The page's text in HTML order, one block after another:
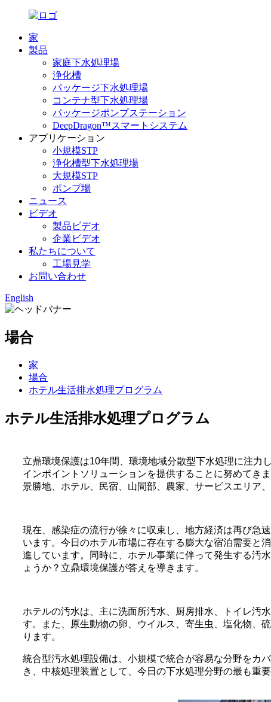
家
製品
家庭下水処理場
浄化槽
パッケージ下水処理場
コンテナ型下水処理場
パッケージポンプステーション
DeepDragon™スマートシステム
アプリケーション
小規模STP
浄化槽型下水処理場
大規模STP
ポンプ場
ニュース
ビデオ
製品ビデオ
企業ビデオ
私たちについて
工場見学
お問い合わせ
English
場合
家
場合
ホテル生活排水処理プログラム
ホテル生活排水処理プログラム
立鼎環境保護は10年間、環境地域分散型下水処理に注力
インポイントソリューションを提供することに努めてき
景勝地、ホテル、民宿、山間部、農家、サービスエリア
現在、感染症の流行が徐々に収束し、地方経済は再び急
います。今日のホテル市場に存在する膨大な宿泊需要と
進しています。同時に、ホテル事業に伴って発生する汚
ょうか？立鼎環境保護が答えを導きます。
ホテルの汚水は、主に洗面所汚水、厨房排水、トイレ汚
す。また、原生動物の卵、ウイルス、寄生虫、塩化物、
ります。
統合型汚水処理設備は、小規模で統合が容易な分野をカ
き、中核処理装置として、今日の下水処理分野の最も重要